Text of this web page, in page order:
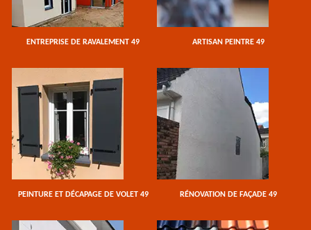
ENTREPRISE DE RAVALEMENT 49 ARTISAN PEINTRE 49
PEINTURE ET DÉCAPAGE DE VOLET 49 RÉNOVATION DE FAÇADE 49